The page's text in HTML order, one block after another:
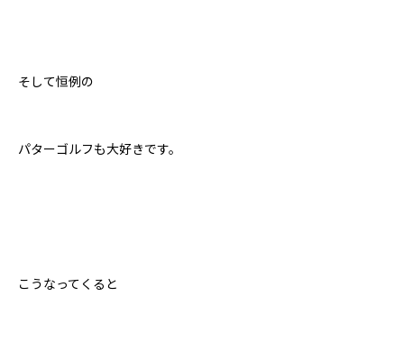
そして恒例の
パターゴルフも大好きです。
こうなってくると